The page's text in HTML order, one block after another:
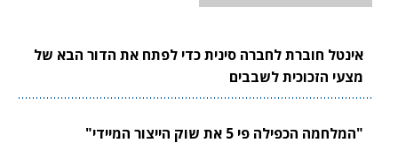
אינטל חוברת לחברה סינית כדי לפתח את הדור הבא של
מצעי הזכוכית לשבבים
"המלחמה הכפילה פי 5 את שוק הייצור המיידי"